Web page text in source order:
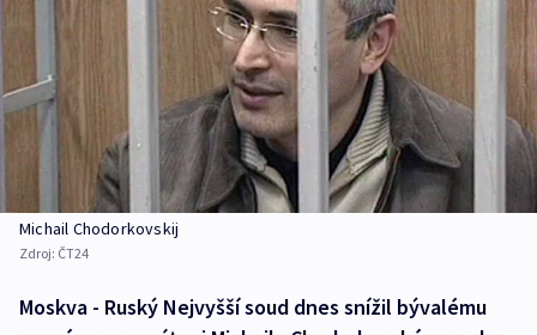
Michail Chodorkovskij
Zdroj: ČT24
Moskva - Ruský Nejvyšší soud dnes snížil bývalému